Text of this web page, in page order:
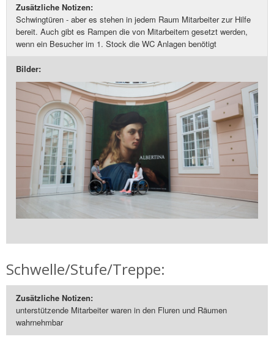
Zusätzliche Notizen:
Schwingtüren - aber es stehen in jedem Raum Mitarbeiter zur Hilfe
bereit. Auch gibt es Rampen die von Mitarbeitern gesetzt werden,
wenn ein Besucher im 1. Stock die WC Anlagen benötigt
Bilder:
Schwelle/Stufe/Treppe:
Zusätzliche Notizen:
unterstützende Mitarbeiter waren in den Fluren und Räumen
wahrnehmbar